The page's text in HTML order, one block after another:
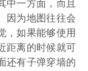
中一方面，而且
因为地图往往会
，如果能够使用
距离的时候就可
还有子弹穿墙的